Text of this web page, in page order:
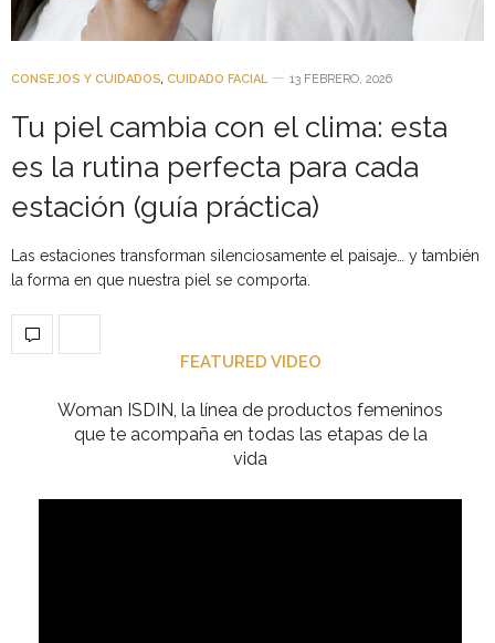
CONSEJOS Y CUIDADOS, CUIDADO FACIAL 13 FEBRERO, 2026
Tu piel cambia con el clima: esta
es la rutina perfecta para cada
estación (guía práctica)
Las estaciones transforman silenciosamente el paisaje… y también
la forma en que nuestra piel se comporta.
FEATURED VIDEO
Woman ISDIN, la línea de productos femeninos
que te acompaña en todas las etapas de la
vida